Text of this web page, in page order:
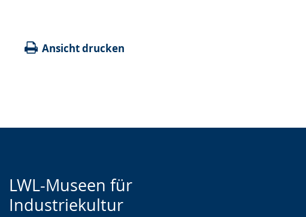
Ansicht drucken
LWL-Museen für
Industriekultur